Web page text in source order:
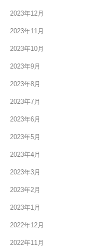
2023年12月
2023年11月
2023年10月
2023年9月
2023年8月
2023年7月
2023年6月
2023年5月
2023年4月
2023年3月
2023年2月
2023年1月
2022年12月
2022年11月